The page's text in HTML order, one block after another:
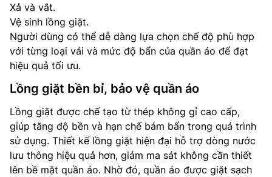
Xả và vắt.
Vệ sinh lồng giặt.
Người dùng có thể dễ dàng lựa chọn chế độ phù hợp
với từng loại vải và mức độ bẩn của quần áo để đạt
hiệu quả tối ưu.
Lồng giặt bền bỉ, bảo vệ quần áo
Lồng giặt được chế tạo từ thép không gỉ cao cấp,
giúp tăng độ bền và hạn chế bám bẩn trong quá trình
sử dụng. Thiết kế lồng giặt hiện đại hỗ trợ dòng nước
lưu thông hiệu quả hơn, giảm ma sát không cần thiết
lên bề mặt quần áo. Nhờ đó, quần áo được giặt sạch